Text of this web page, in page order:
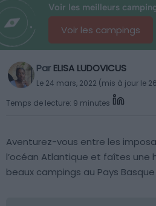
Voir les meilleurs
Voir les campings
Par ELISA LUDOVICUS
Le 24 mars, 2022 (mis à jour le
Temps de lecture: 9 minutes
Aventurez-vous entre les
l’océan Atlantique et faîtes une
beaux campings au Pays Basque